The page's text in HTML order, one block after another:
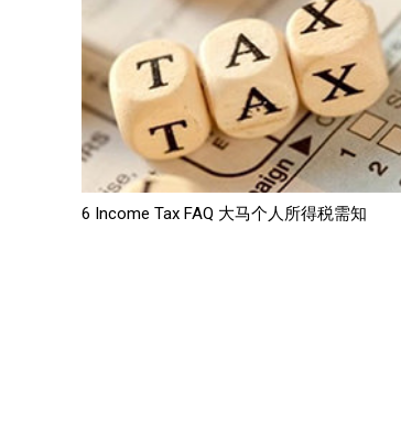
6 Income Tax FAQ 大马个人所得税需知